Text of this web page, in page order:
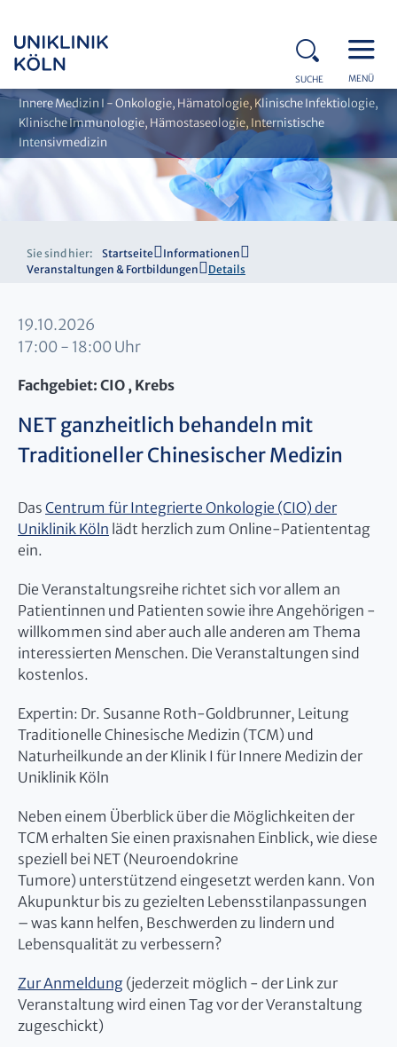
SUCHE MENÜ
Innere Medizin I - Onkologie, Hämatologie, Klinische Infektiologie,
Klinische Immunologie, Hämostaseologie, Internistische
Intensivmedizin
Sie sind hier: Startseite
Informationen
Veranstaltungen & Fortbildungen
Details
19.10.2026
17:00 - 18:00 Uhr
Fachgebiet: CIO , Krebs
NET ganzheitlich behandeln mit
Traditioneller Chinesischer Medizin
Das Centrum für Integrierte Onkologie (CIO) der
Uniklinik Köln lädt herzlich zum Online-Patiententag
ein.
Die Veranstaltungsreihe richtet sich vor allem an
Patientinnen und Patienten sowie ihre Angehörigen -
willkommen sind aber auch alle anderen am Thema
interessierten Menschen. Die Veranstaltungen sind
kostenlos.
Expertin: Dr. Susanne Roth-Goldbrunner, Leitung
Traditionelle Chinesische Medizin (TCM) und
Naturheilkunde an der Klinik I für Innere Medizin der
Uniklinik Köln
Neben einem Überblick über die Möglichkeiten der
TCM erhalten Sie einen praxisnahen Einblick, wie diese
speziell bei NET (Neuroendokrine
Tumore) unterstützend eingesetzt werden kann. Von
Akupunktur bis zu gezielten Lebensstilanpassungen
– was kann helfen, Beschwerden zu lindern und
Lebensqualität zu verbessern?
Zur Anmeldung (jederzeit möglich - der Link zur
Veranstaltung wird einen Tag vor der Veranstaltung
zugeschickt)